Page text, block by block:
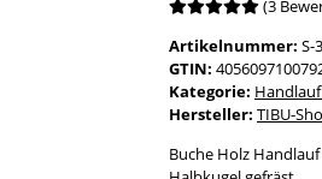
(3
Artikelnummer: S-
GTIN:
Kategorie:
Hersteller: TIBU-
Buche Holz